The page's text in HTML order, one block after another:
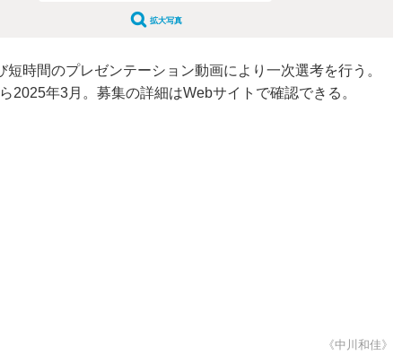
拡大写真
時間のプレゼンテーション動画により一次選考を行う。
年3月。募集の詳細はWebサイトで確認できる。
《中川和佳》